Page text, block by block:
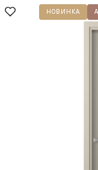
НОВИНКА